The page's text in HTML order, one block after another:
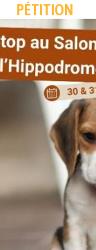
PÉTITION